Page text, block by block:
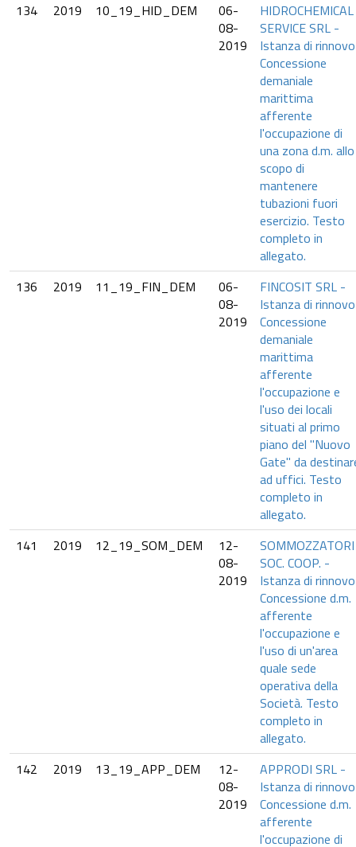
134
2019 10_19_HID_DEM
06-
08-
2019
HIDROCHEMICAL
SERVICE SRL -
Istanza di rinnovo
Concessione
demaniale
marittima
afferente
l'occupazione di
una zona d.m. allo
scopo di
mantenere
tubazioni fuori
esercizio. Testo
completo in
allegato.
136
2019 11_19_FIN_DEM
06-
08-
2019
FINCOSIT SRL -
Istanza di rinnovo
Concessione
demaniale
marittima
afferente
l'occupazione e
l'uso dei locali
situati al primo
piano del "Nuovo
Gate" da
ad uffici. Testo
completo in
allegato.
141
2019 12_19_SOM_DEM
12-
08-
2019
SOMMOZZATORI
SOC. COOP. -
Istanza di rinnovo
Concessione d.m.
afferente
l'occupazione e
l'uso di un'area
quale sede
operativa della
Società. Testo
completo in
allegato.
142
2019 13_19_APP_DEM
12-
08-
2019
APPRODI SRL -
Istanza di rinnovo
Concessione d.m.
afferente
l'occupazione di